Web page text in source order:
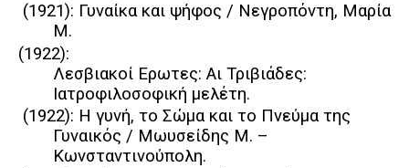
(1921): Γυναίκα και ψήφος / Νεγροπόντη, Μαρία
Μ.
(1922):
Λεσβιακοί Ερωτες: Αι Τριβιάδες:
Ιατροφιλοσοφική μελέτη.
(1922): Η γυνή, το Σώμα και το Πνεύμα της
Γυναικός / Μωυσείδης Μ. –
Κωνσταντινούπολη.